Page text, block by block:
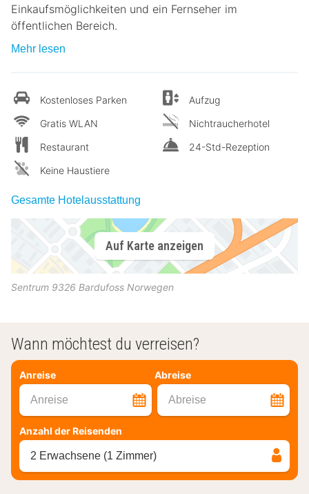
Einkaufsmöglichkeiten und ein Fernseher im
öffentlichen Bereich.
Mehr lesen
Kostenloses Parken
Gratis WLAN
Restaurant
Keine Haustiere
Aufzug
Nichtraucherhotel
24-Std-Rezeption
Gesamte Hotelausstattung
Auf Karte anzeigen
Sentrum 9326 Bardufoss Norwegen
Wann möchtest du verreisen?
Anreise Abreise
Anreise Abreise
Anzahl der Reisenden
2 Erwachsene (1 Zimmer)